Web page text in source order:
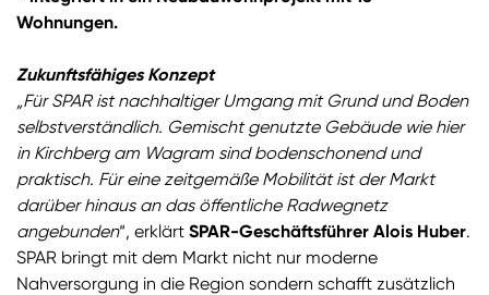
Wohnungen.
Zukunftsfähiges Konzept
„Für SPAR ist nachhaltiger Umgang mit Grund und Boden
selbstverständlich. Gemischt genutzte Gebäude wie hier
in Kirchberg am Wagram sind bodenschonend und
praktisch. Für eine zeitgemäße Mobilität ist der Markt
darüber hinaus an das öffentliche Radwegnetz
angebunden“, erklärt SPAR-Geschäftsführer Alois Huber.
SPAR bringt mit dem Markt nicht nur moderne
Nahversorgung in die Region sondern schafft zusätzlich